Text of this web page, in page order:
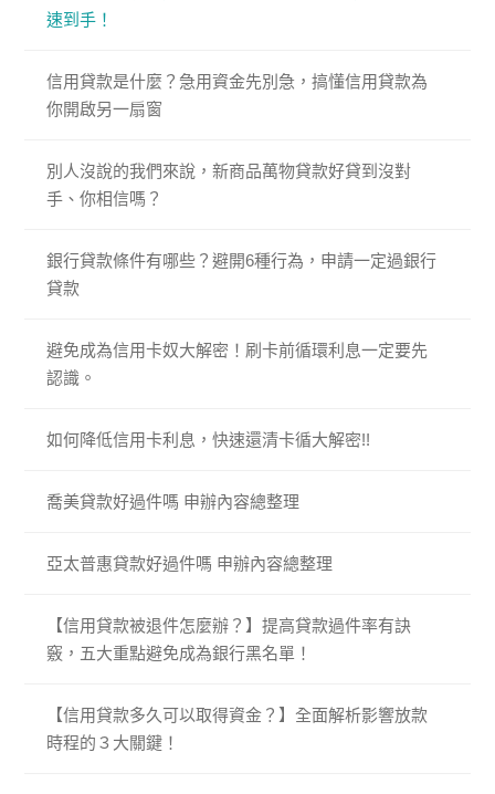
速到手！
信用貸款是什麼？急用資金先別急，搞懂信用貸款為
你開啟另一扇窗
別人沒說的我們來說，新商品萬物貸款好貸到沒對
手、你相信嗎？
銀行貸款條件有哪些？避開6種行為，申請一定過銀行
貸款
避免成為信用卡奴大解密！刷卡前循環利息一定要先
認識。
如何降低信用卡利息，快速還清卡循大解密!!
喬美貸款好過件嗎 申辦內容總整理
亞太普惠貸款好過件嗎 申辦內容總整理
【信用貸款被退件怎麼辦？】提高貸款過件率有訣
竅，五大重點避免成為銀行黑名單！
【信用貸款多久可以取得資金？】全面解析影響放款
時程的３大關鍵！